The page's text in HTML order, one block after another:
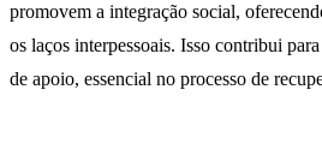
promovem a integração social,
os laços interpessoais. Isso contribui
de apoio, essencial no processo de